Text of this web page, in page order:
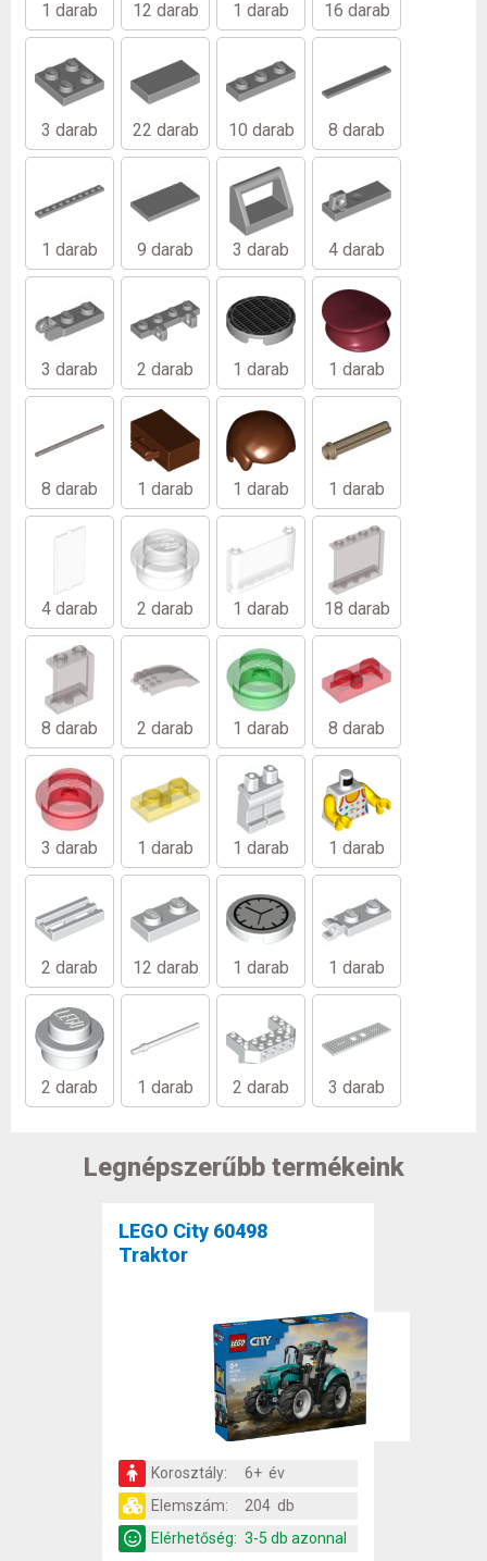
1 darab 12 darab 1 darab 16 darab
3 darab 22 darab 10 darab 8 darab
1 darab 9 darab 3 darab 4 darab
3 darab 2 darab 1 darab 1 darab
8 darab 1 darab 1 darab 1 darab
4 darab 2 darab 1 darab 18 darab
8 darab 2 darab 1 darab 8 darab
3 darab 1 darab 1 darab 1 darab
2 darab 12 darab 1 darab 1 darab
2 darab 1 darab 2 darab 3 darab
Legnépszerűbb termékeink
LEGO City 60498
Traktor
Korosztály:
6+ év
Elemszám:
204 db
Elérhetőség: 3-5 db azonnal